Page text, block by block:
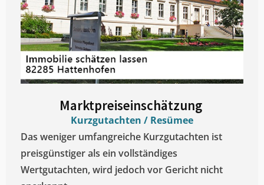
Marktpreiseinschätzung ​
Kurzgutachten / Resümee
Das weniger umfangreiche Kurzgutachten ist
preisgünstiger als ein vollständiges
Wertgutachten, wird jedoch vor Gericht nicht